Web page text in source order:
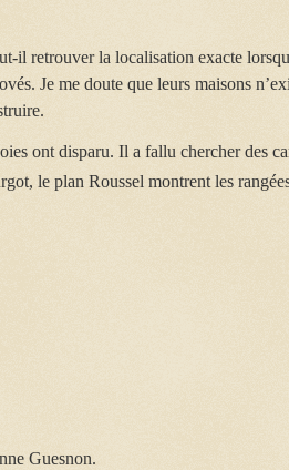
il retrouver la localisation exacte
Je me doute que leurs maisons
ont disparu. Il a fallu chercher des
le plan Roussel montrent les
Guesnon.